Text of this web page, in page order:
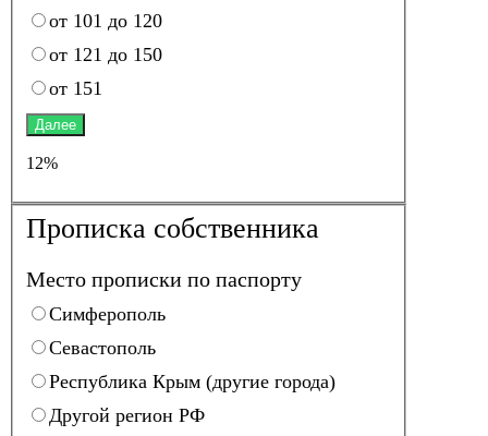
от 101 до 120
от 121 до 150
от 151
Далее
12%
Прописка собственника
Место прописки по паспорту
Симферополь
Севастополь
Республика Крым (другие города)
Другой регион РФ